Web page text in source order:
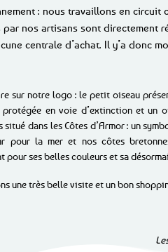
: nous travaillons en circuit
nos artisans sont directement
centrale d’achat. Il y’a donc
sur notre logo : le petit oiseau
protégée en voie d’extinction et un
situé dans les Côtes d’Armor : un
pour la mer et nos côtes
ses belles couleurs et sa
une très belle visite et un bon